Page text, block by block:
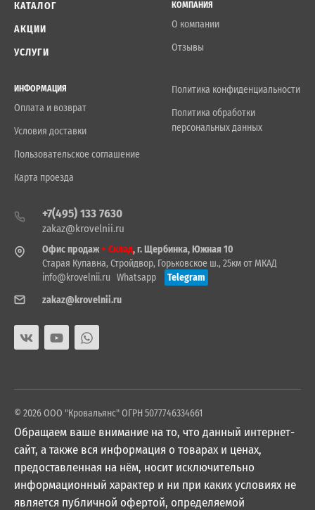
КАТАЛОГ
АКЦИИ
УСЛУГИ
КОМПАНИЯ
О компании
Отзывы
ИНФОРМАЦИЯ
Оплата и возврат
Условия доставки
Пользовательское соглашение
Карта проезда
Политика конфиденциальности
Политика обработки
персональных данных
+7(495) 133 7630
zakaz@krovelnii.ru
Офис продаж+ Склад, г. Щербинка, Южная 10
Старая Купавна, Стройдвор, Горьковское ш., 25км от МКАД
info@krovelnii.ru Whatsapp
Telegram
zakaz@krovelnii.ru
© 2026 ООО "Кровальянс" ОГРН 5077746334661
Обращаем ваше внимание на то, что данный интернет-
сайт, а также вся информация о товарах и ценах,
предоставленная на нём, носит исключительно
информационный характер и ни при каких условиях не
является публичной офертой, определяемой